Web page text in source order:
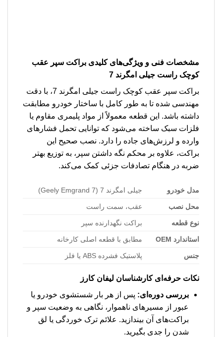
مشخصات فنی و ویژگی‌های کلیدی براکت سپر عقب
کوچک راست جیلی امگرند 7
براکت سپر عقب کوچک راست جیلی امگرند 7، با دقت
مهندسی شده تا به طور کامل با ساختار خودرو مطابقت
داشته باشد. این قطعه معمولاً از مواد پلیمری مقاوم یا
فلزات سبک ساخته می‌شود که توانایی تحمل فشارهای
وارده و لرزش‌های جاده را دارد. نصب صحیح این
براکت، علاوه بر محکم نگه داشتن سپر، به توزیع بهتر
ضربه در هنگام تصادفات جزئی کمک می‌کند.
مدل خودرو جیلی امگرند 7 (Geely Emgrand 7)
محل نصب عقب، سمت راست
نوع قطعه براکت نگهدارنده سپر
استاندارد OEM مطابق با قطعه اصلی کارخانه
جنس پلاستیک فشرده ABS یا فلز
نکات حرفه‌ای کارشناسان لیفان کارز
بررسی دوره‌ای: پس از هر بار شستشوی خودرو یا
عبور از مسیرهای ناهموار، نگاهی به وضعیت سپر و
براکت‌های آن بیندازید. علائم ترک خوردگی یا لق
شدن را جدی بگیرید.